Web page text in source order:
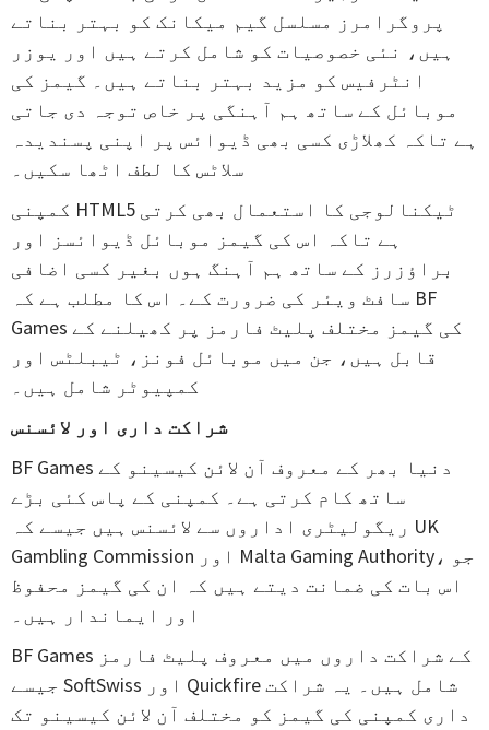
پروگرامرز مسلسل گیم میکانک کو بہتر بناتے
ہیں، نئی خصوصیات کو شامل کرتے ہیں اور یوزر
انٹرفیس کو مزید بہتر بناتے ہیں۔ گیمز کی
موبائل کے ساتھ ہم آہنگی پر خاص توجہ دی جاتی
ہے تاکہ کھلاڑی کسی بھی ڈیوائس پر اپنی پسندیدہ
سلاٹس کا لطف اٹھا سکیں۔
کمپنی HTML5 ٹیکنالوجی کا استعمال بھی کرتی
ہے تاکہ اس کی گیمز موبائل ڈیوائسز اور
براؤزرز کے ساتھ ہم آہنگ ہوں بغیر کسی اضافی
سافٹ ویئر کی ضرورت کے۔ اس کا مطلب ہے کہ BF
Games کی گیمز مختلف پلیٹ فارمز پر کھیلنے کے
قابل ہیں، جن میں موبائل فونز، ٹیبلٹس اور
کمپیوٹر شامل ہیں۔
شراکت داری اور لائسنس
BF Games دنیا بھر کے معروف آن لائن کیسینو کے
ساتھ کام کرتی ہے۔ کمپنی کے پاس کئی بڑے
ریگولیٹری اداروں سے لائسنس ہیں جیسے کہ UK
Gambling Commission اور Malta Gaming Authority، جو
اس بات کی ضمانت دیتے ہیں کہ ان کی گیمز محفوظ
اور ایماندار ہیں۔
BF Games کے شراکت داروں میں معروف پلیٹ فارمز
جیسے SoftSwiss اور Quickfire شامل ہیں۔ یہ شراکت
داری کمپنی کی گیمز کو مختلف آن لائن کیسینو تک